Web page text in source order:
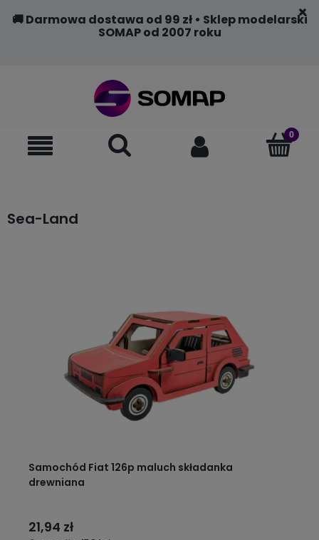
🚚 Darmowa dostawa od 99 zł • Sklep modelarski
SOMAP od 2007 roku
Sea-Land
Samochód Fiat 126p maluch składanka
drewniana
21,94 zł